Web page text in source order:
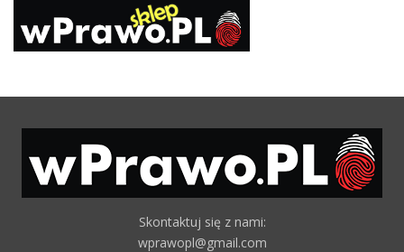
Skontaktuj się z nami:
wprawopl@gmail.com